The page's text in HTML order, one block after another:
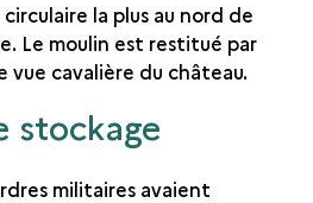
la plus au nord de
Le moulin est restitué par
vue cavalière du château.
stockage
militaires avaient